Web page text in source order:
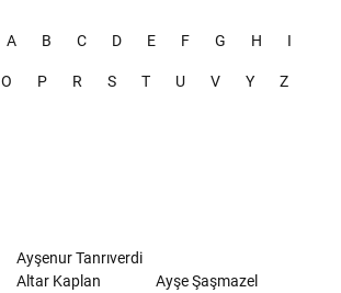
A B C D E F G H I
O P R S T U V Y Z
Ayşenur Tanrıverdi
Altar Kaplan
Ayşe Şaşmazel